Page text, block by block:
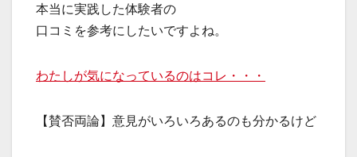
本当に実践した体験者の
口コミを参考にしたいですよね。
わたしが気になっているのはコレ・・・
【賛否両論】意見がいろいろあるのも分かるけど